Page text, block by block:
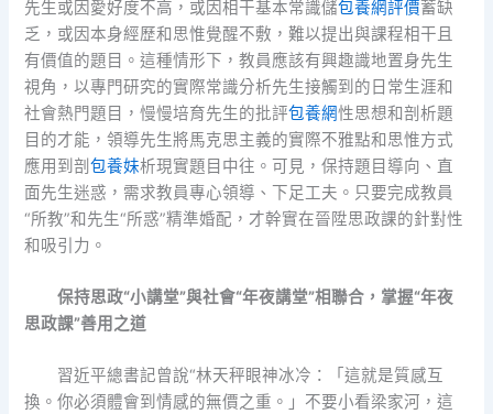
先生或因愛好度不高，或因相干基本常識儲包養網評價蓄缺
乏，或因本身經歷和思惟覺醒不敷，難以提出與課程相干且
有價值的題目。這種情形下，教員應該有興趣識地置身先生
視角，以專門研究的實際常識分析先生接觸到的日常生涯和
社會熱門題目，慢慢培育先生的批評包養網性思想和剖析題
目的才能，領導先生將馬克思主義的實際不雅點和思惟方式
應用到剖包養妹析現實題目中往。可見，保持題目導向、直
面先生迷惑，需求教員專心領導、下足工夫。只要完成教員
“所教”和先生“所惑”精準婚配，才幹實在晉陞思政課的針對性
和吸引力。
保持思政“小講堂”與社會“年夜講堂”相聯合，掌握“年夜
思政課”善用之道
習近平總書記曾說“林天秤眼神冰冷：「這就是質感互
換。你必須體會到情感的無價之重。」不要小看梁家河，這